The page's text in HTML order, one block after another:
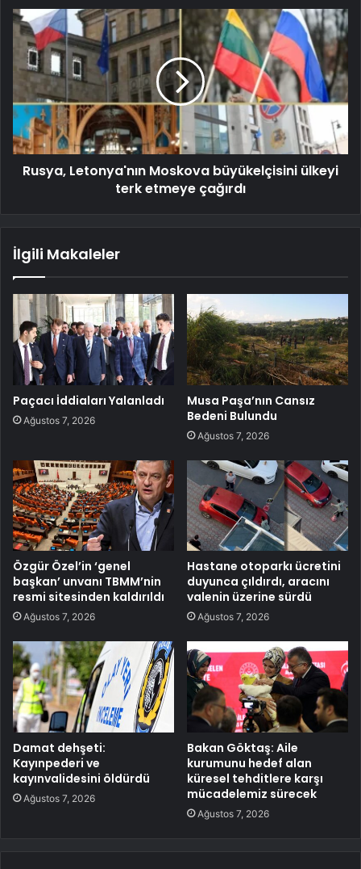
Rusya, Letonya'nın Moskova büyükelçisini ülkeyi
terk etmeye çağırdı
İlgili Makaleler
Paçacı İddiaları Yalanladı
Ağustos 7, 2026
Musa Paşa’nın Cansız
Bedeni Bulundu
Ağustos 7, 2026
Özgür Özel’in ‘genel
başkan’ unvanı TBMM’nin
resmi sitesinden kaldırıldı
Ağustos 7, 2026
Hastane otoparkı ücretini
duyunca çıldırdı, aracını
valenin üzerine sürdü
Ağustos 7, 2026
Damat dehşeti:
Kayınpederi ve
kayınvalidesini öldürdü
Ağustos 7, 2026
Bakan Göktaş: Aile
kurumunu hedef alan
küresel tehditlere karşı
mücadelemiz sürecek
Ağustos 7, 2026